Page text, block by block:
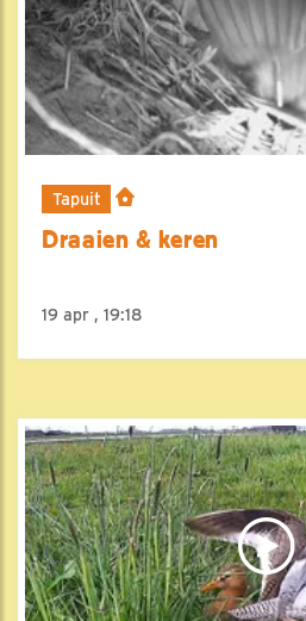
Tapuit
Draaien & keren
19 apr , 19:18